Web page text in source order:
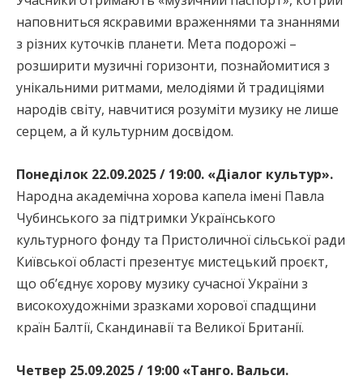
наповниться яскравими враженнями та знаннями
з різних куточків планети. Мета подорожі –
розширити музичні горизонти, познайомитися з
унікальними ритмами, мелодіями й традиціями
народів світу, навчитися розуміти музику не лише
серцем, а й культурним досвідом.
Понеділок 22.09.2025 / 19:00. «Діалог культур».
Народна академічна хорова капела імені Павла
Чубинського за підтримки Українського
культурного фонду та Пристоличної сільської ради
Київської області презентує мистецький проєкт,
що об’єднує хорову музику сучасної України з
високохудожніми зразками хорової спадщини
країн Балтії, Скандинавії та Великої Британії.
Четвер 25.09.2025 / 19:00 «Танго. Вальси.